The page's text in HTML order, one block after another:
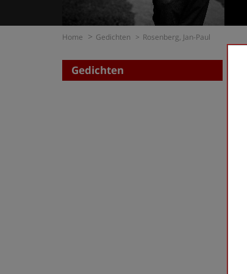
Home Gedichten Rosenberg, Jan-Paul
Gedichten